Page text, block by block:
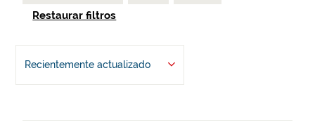
Restaurar filtros
Recientemente actualizado